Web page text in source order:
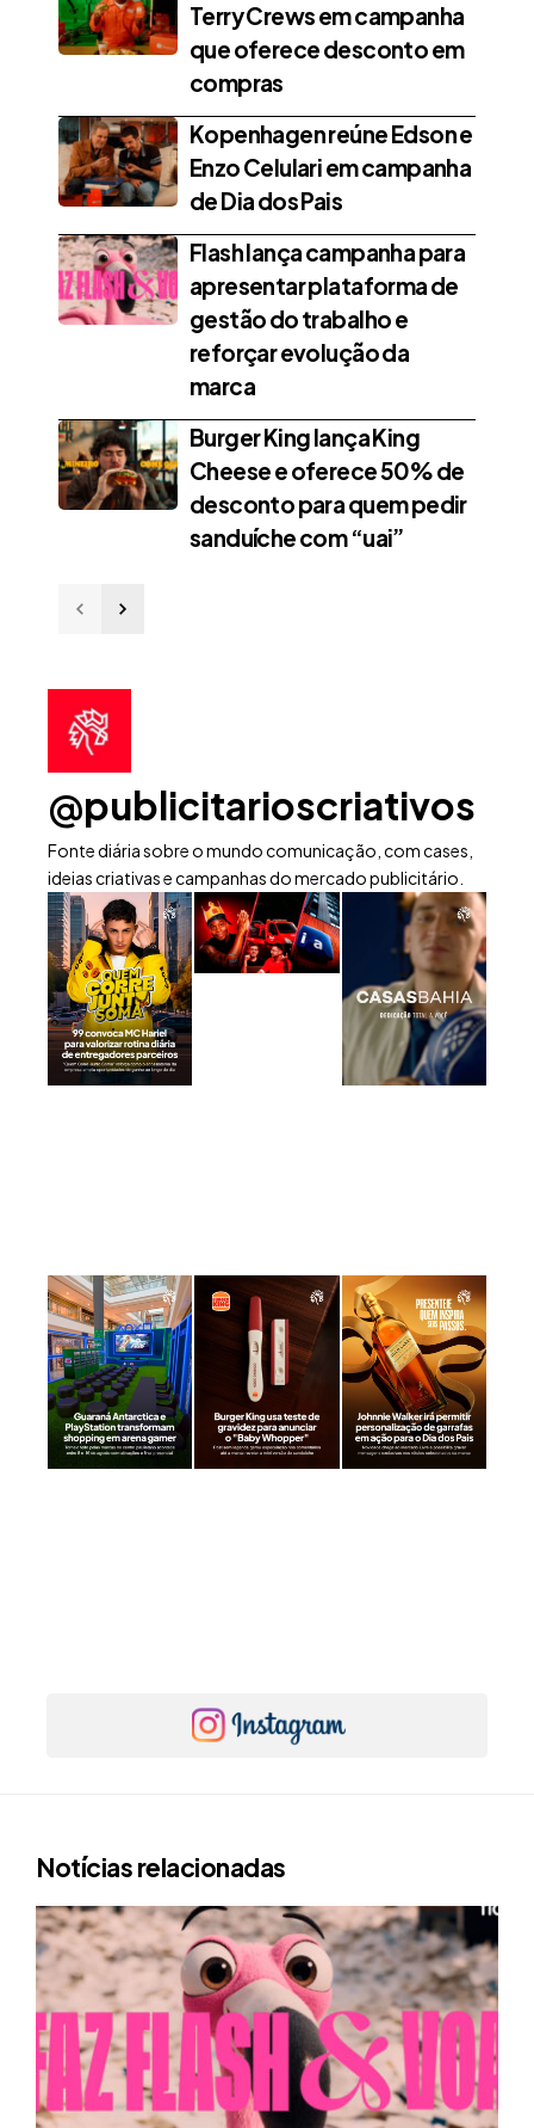
Terry Crews em campanha
que oferece desconto em
compras
Kopenhagen reúne Edson e
Enzo Celulari em campanha
de Dia dos Pais
Flash lança campanha para
apresentar plataforma de
gestão do trabalho e
reforçar evolução da
marca
Burger King lança King
Cheese e oferece 50% de
desconto para quem pedir
sanduíche com “uai”
@publicitarioscriativos
Fonte diária sobre o mundo comunicação, com cases,
ideias criativas e campanhas do mercado publicitário.
Notícias relacionadas